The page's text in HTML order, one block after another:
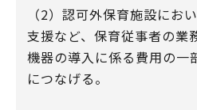
（2）認可外保育施設にお
支援など、保育従事者の業
機器の導入に係る費用の一
につなげる。